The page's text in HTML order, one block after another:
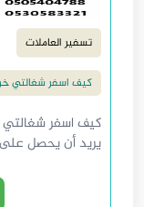
تسفير العاملات
كيف اسفر شغالتي
كيف اسفر شغالتي
يريد أن يحصل